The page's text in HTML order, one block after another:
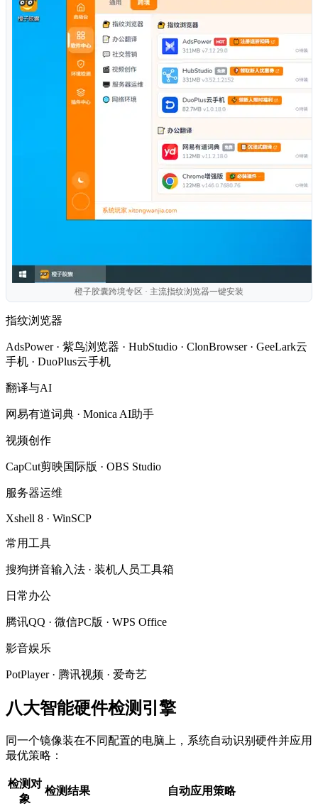
橙子胶囊跨境专区 · 主流指纹浏览器一键安装
指纹浏览器
AdsPower · 紫鸟浏览器 · HubStudio · ClonBrowser · GeeLark云
手机 · DuoPlus云手机
翻译与AI
网易有道词典 · Monica AI助手
视频创作
CapCut剪映国际版 · OBS Studio
服务器运维
Xshell 8 · WinSCP
常用工具
搜狗拼音输入法 · 装机人员工具箱
日常办公
腾讯QQ · 微信PC版 · WPS Office
影音娱乐
PotPlayer · 腾讯视频 · 爱奇艺
八大智能硬件检测引擎
同一个镜像装在不同配置的电脑上，系统自动识别硬件并应用
最优策略：
检测对
象
检测结果 自动应用策略